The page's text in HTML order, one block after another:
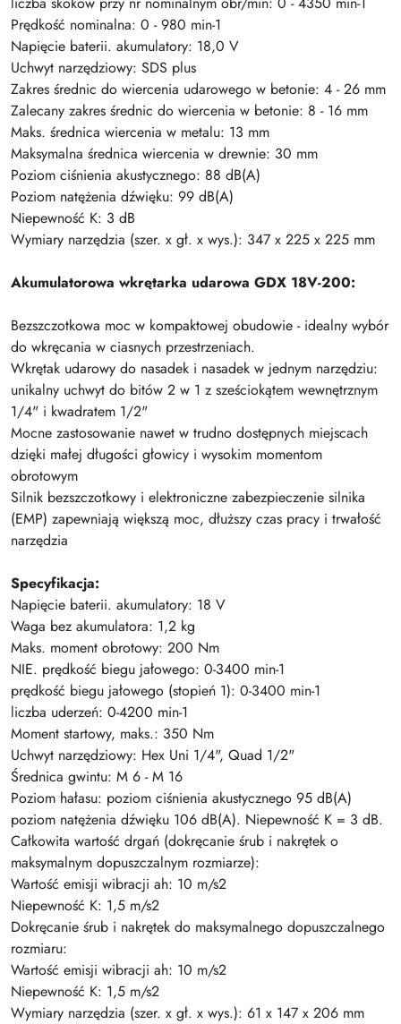
Prędkość nominalna: 0 - 980 min-1
Napięcie baterii. akumulatory: 18,0 V
Uchwyt narzędziowy: SDS plus
Zakres średnic do wiercenia udarowego w betonie: 4 - 26 mm
Zalecany zakres średnic do wiercenia w betonie: 8 - 16 mm
Maks. średnica wiercenia w metalu: 13 mm
Maksymalna średnica wiercenia w drewnie: 30 mm
Poziom ciśnienia akustycznego: 88 dB(A)
Poziom natężenia dźwięku: 99 dB(A)
Niepewność K: 3 dB
Wymiary narzędzia (szer. x gł. x wys.): 347 x 225 x 225 mm
Akumulatorowa wkrętarka udarowa GDX 18V-200:
Bezszczotkowa moc w kompaktowej obudowie - idealny wybór
do wkręcania w ciasnych przestrzeniach.
Wkrętak udarowy do nasadek i nasadek w jednym narzędziu:
unikalny uchwyt do bitów 2 w 1 z sześciokątem wewnętrznym
1/4" i kwadratem 1/2"
Mocne zastosowanie nawet w trudno dostępnych miejscach
dzięki małej długości głowicy i wysokim momentom
obrotowym
Silnik bezszczotkowy i elektroniczne zabezpieczenie silnika
(EMP) zapewniają większą moc, dłuższy czas pracy i trwałość
narzędzia
Specyfikacja:
Napięcie baterii. akumulatory: 18 V
Waga bez akumulatora: 1,2 kg
Maks. moment obrotowy: 200 Nm
NIE. prędkość biegu jałowego: 0-3400 min-1
prędkość biegu jałowego (stopień 1): 0-3400 min-1
liczba uderzeń: 0-4200 min-1
Moment startowy, maks.: 350 Nm
Uchwyt narzędziowy: Hex Uni 1/4", Quad 1/2"
Średnica gwintu: M 6 - M 16
Poziom hałasu: poziom ciśnienia akustycznego 95 dB(A)
poziom natężenia dźwięku 106 dB(A). Niepewność K = 3 dB.
Całkowita wartość drgań (dokręcanie śrub i nakrętek o
maksymalnym dopuszczalnym rozmiarze):
Wartość emisji wibracji ah: 10 m/s2
Niepewność K: 1,5 m/s2
Dokręcanie śrub i nakrętek do maksymalnego dopuszczalnego
rozmiaru:
Wartość emisji wibracji ah: 10 m/s2
Niepewność K: 1,5 m/s2
Wymiary narzędzia (szer. x gł. x wys.): 61 x 147 x 206 mm